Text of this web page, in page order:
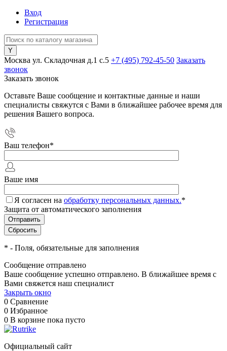
Вход
Регистрация
Москва ул. Складочная д.1 c.5 +7 (495) 792-45-50 Заказать
звонок
Заказать звонок
Оставьте Ваше сообщение и контактные данные и наши
специалисты свяжутся с Вами в ближайшее рабочее время для
решения Вашего вопроса.
Ваш телефон*
Ваше имя
Я согласен на обработку персональных данных.*
Защита от автоматического заполнения
* - Поля, обязательные для заполнения
Сообщение отправлено
Ваше сообщение успешно отправлено. В ближайшее время с
Вами свяжется наш специалист
Закрыть окно
0 Сравнение
0 Избранное
0 В корзине пока пусто
Официальный сайт